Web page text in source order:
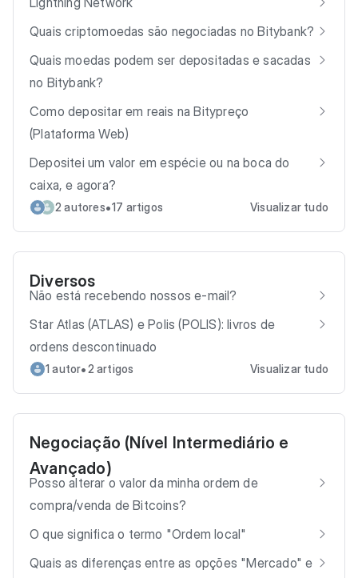
Quais criptomoedas são negociadas no Bitybank?
Quais moedas podem ser depositadas e sacadas
no Bitybank?
Como depositar em reais na Bitypreço
(Plataforma Web)
Depositei um valor em espécie ou na boca do
caixa, e agora?
2 autores•17 artigos Visualizar tudo
Diversos
Não está recebendo nossos e-mail?
Star Atlas (ATLAS) e Polis (POLIS): livros de
ordens descontinuado
1 autor•2 artigos Visualizar tudo
Negociação (Nível Intermediário e
Avançado)
Posso alterar o valor da minha ordem de
compra/venda de Bitcoins?
O que significa o termo "Ordem local"
Quais as diferenças entre as opções "Mercado" e